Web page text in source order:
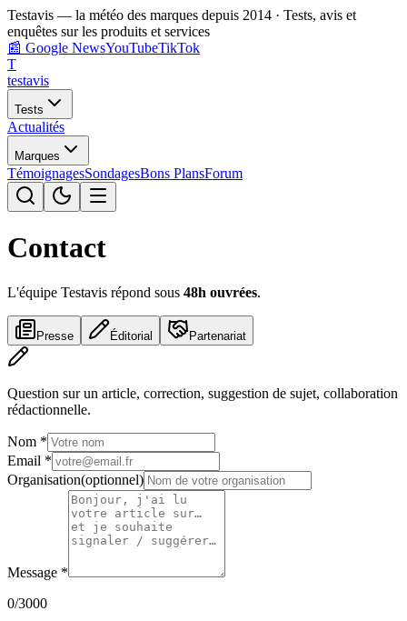
Testavis — la météo des marques depuis 2014 · Tests, avis et
enquêtes sur les produits et services
📰 Google NewsYouTubeTikTok
T
testavis
Tests
Actualités
Marques
TémoignagesSondagesBons PlansForum
Contact
L'équipe Testavis répond sous 48h ouvrées.
Presse Éditorial Partenariat
Question sur un article, correction, suggestion de sujet, collaboration
rédactionnelle.
Nom *
Email *
Organisation(optionnel)
Message *
0/3000